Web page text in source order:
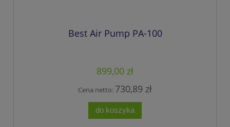
Best Air Pump PA-100
899,00 zł
Cena netto: 730,89 zł
do koszyka